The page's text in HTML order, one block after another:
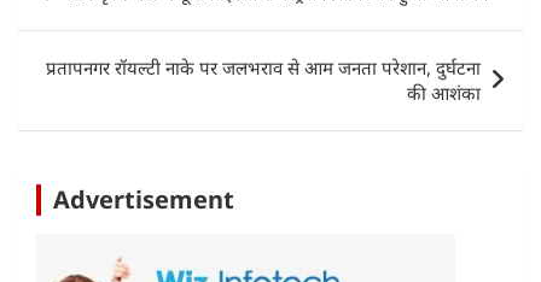
A
p
p
b
o
o
k
dI
n
navigation
प्रतापनगर रॉयल्टी नाके पर जलभराव से आम जनता परेशान, दुर्घटना
की आशंका
Advertisement